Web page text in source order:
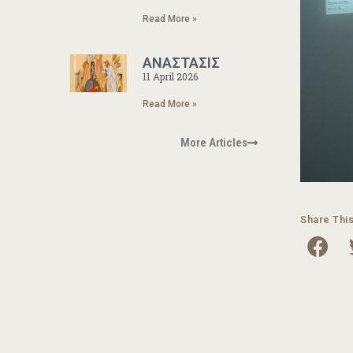
Read More »
ΑΝΑΣΤΑΣΙΣ
11 April 2026
Read More »
More Articles
Share